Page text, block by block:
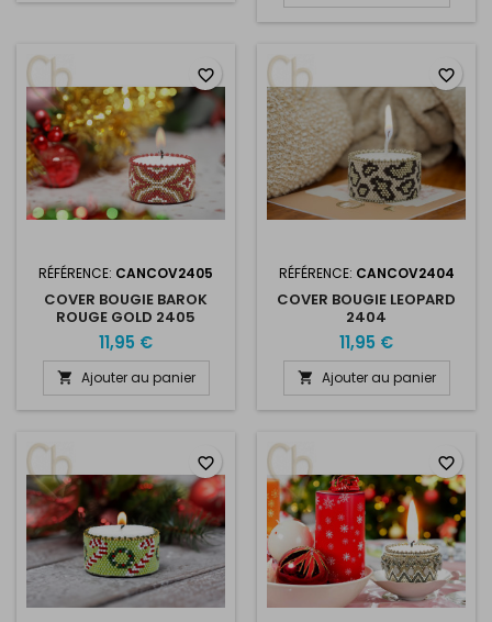
RÉFÉRENCE: CANCOV2405
COVER BOUGIE BAROK
ROUGE GOLD 2405
11,95 €
 Ajouter au panier
favorite_border
RÉFÉRENCE: CANCOV2404
COVER BOUGIE LEOPARD
2404
11,95 €
 Ajouter au panier
favorite_border
favorite_border favorite_border